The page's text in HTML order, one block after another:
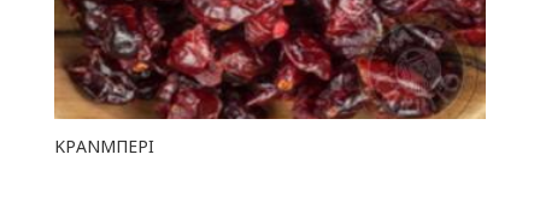
ΚΡΑΝΜΠΕΡΙ